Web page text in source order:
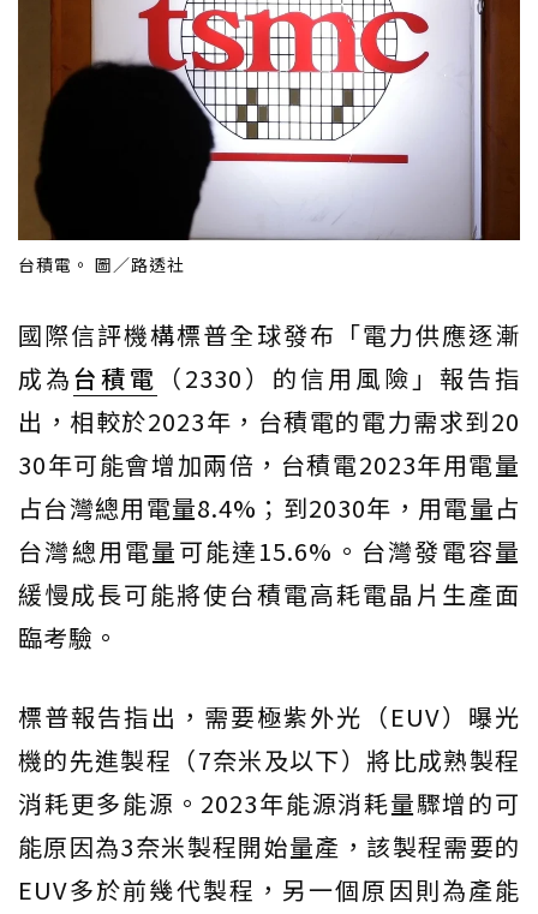
台積電。 圖／路透社
國際信評機構標普全球發布「電力供應逐漸
成為台積電 （2330）的信用風險」報告指
出，相較於2023年，台積電的電力需求到20
30年可能會增加兩倍，台積電2023年用電量
占台灣總用電量8.4%；到2030年，用電量占
台灣總用電量可能達15.6%。台灣發電容量
緩慢成長可能將使台積電高耗電晶片生產面
臨考驗。
標普報告指出，需要極紫外光（EUV）曝光
機的先進製程（7奈米及以下）將比成熟製程
消耗更多能源。2023年能源消耗量驟增的可
能原因為3奈米製程開始量產，該製程需要的
EUV多於前幾代製程，另一個原因則為產能